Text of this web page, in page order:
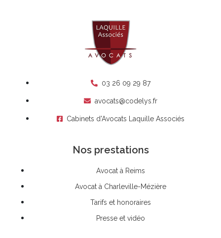
03 26 09 29 87
avocats@codelys.fr
Cabinets d'Avocats Laquille Associés
Nos prestations
Avocat à Reims
Avocat à Charleville-Mézière
Tarifs et honoraires
Presse et vidéo